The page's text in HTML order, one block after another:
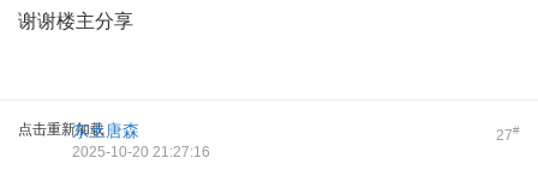
谢谢楼主分享
点击重新加载 27#
东土唐森
2025-10-20 21:27:16